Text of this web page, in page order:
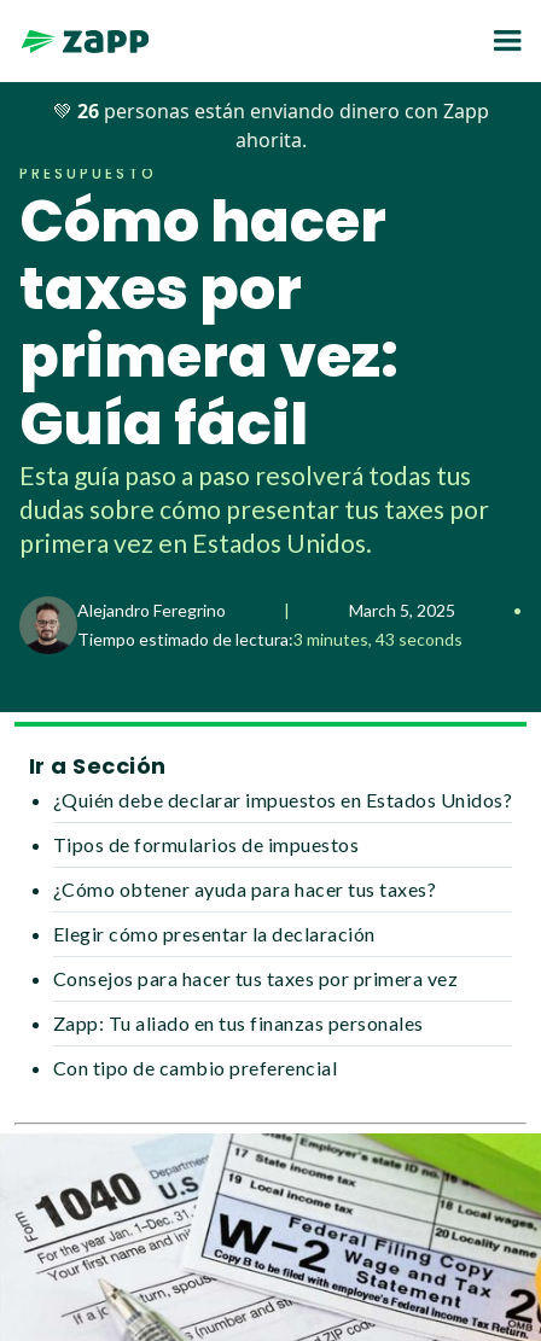
💚 26 personas están enviando dinero con Zapp
ahorita.
Blog>>Presupuesto >>
PRESUPUESTO
Cómo hacer
taxes por
primera vez:
Guía fácil
Esta guía paso a paso resolverá todas tus
dudas sobre cómo presentar tus taxes por
primera vez en Estados Unidos.
Alejandro Feregrino | March 5, 2025
•
Tiempo estimado de lectura:3 minutes, 43 seconds
Ir a Sección
¿Quién debe declarar impuestos en Estados Unidos?
Tipos de formularios de impuestos
¿Cómo obtener ayuda para hacer tus taxes?
Elegir cómo presentar la declaración
Consejos para hacer tus taxes por primera vez
Zapp: Tu aliado en tus finanzas personales
Con tipo de cambio preferencial